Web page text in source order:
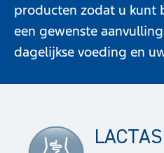
producten zodat u kunt
een gewenste
dagelijkse voeding en